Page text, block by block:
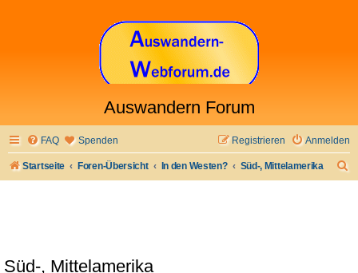
Auswandern Forum
FAQ Spenden Anmelden
Registrieren
Startseite Foren-Übersicht In den Westen? Süd-, Mittelamerika
Süd-, Mittelamerika